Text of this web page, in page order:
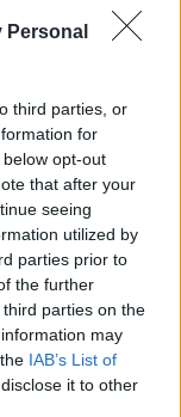
Personal
third parties, or
for
opt-out
that after your
seeing
utilized by
parties prior to
the further
parties on the
may
IAB’s List of
it to other
την ελληνική
δώσουμε
Οικογένειας
όλων των
Μαρινάκης
ότι